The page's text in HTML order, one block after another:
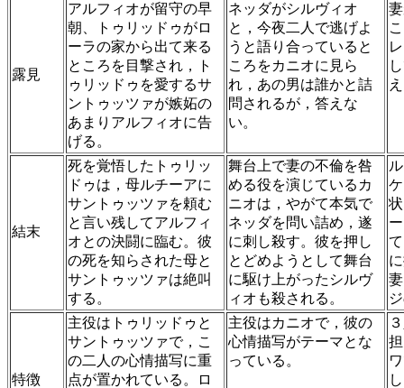
露見
アルフィオが留守の早
朝、トゥリッドゥがロ
ーラの家から出て来る
ところを目撃され，ト
ゥリッドゥを愛するサ
ントゥッツァが嫉妬の
あまりアルフィオに告
げる。
ネッダがシルヴィオ
と，今夜二人で逃げよ
うと語り合っていると
ころをカニオに見ら
れ，あの男は誰かと詰
問されるが，答えな
い。
結末
死を覚悟したトゥリッ
ドゥは，母ルチーアに
サントゥッツァを頼む
と言い残してアルフィ
オとの決闘に臨む。彼
の死を知らされた母と
サントゥッツァは絶叫
する。
舞台上で妻の不倫を咎
める役を演じているカ
ニオは，やがて本気で
ネッダを問い詰め，遂
に刺し殺す。彼を押し
とどめようとして舞台
に駆け上がったシルヴ
ィオも殺される。
特徴
主役はトゥリッドゥと
サントゥッツァで，こ
の二人の心情描写に重
点が置かれている。ロ
主役はカニオで，彼の
心情描写がテーマとな
っている。